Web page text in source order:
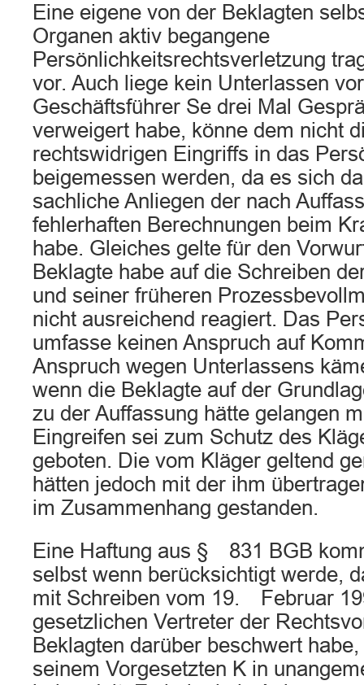
Eine eigene von der Beklagten
Organen aktiv begangene
Persönlichkeitsrechtsverletzung
vor. Auch liege kein Unterlassen
Geschäftsführer Se drei Mal
verweigert habe, könne dem nicht
rechtswidrigen Eingriffs in das
beigemessen werden, da es sich
sachliche Anliegen der nach
fehlerhaften Berechnungen beim
habe. Gleiches gelte für den
Beklagte habe auf die Schreiben
und seiner früheren
nicht ausreichend reagiert. Das
umfasse keinen Anspruch auf
Anspruch wegen Unterlassens
wenn die Beklagte auf der
zu der Auffassung hätte gelangen
Eingreifen sei zum Schutz des
geboten. Die vom Kläger geltend
hätten jedoch mit der ihm
im Zusammenhang gestanden.
Eine Haftung aus § 831 BGB
selbst wenn berücksichtigt werde,
mit Schreiben vom 19. Februar
gesetzlichen Vertreter der
Beklagten darüber beschwert
seinem Vorgesetzten K in